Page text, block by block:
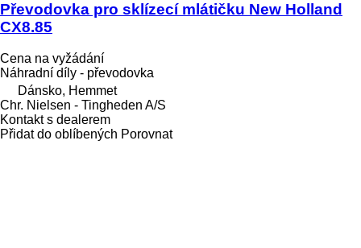
Převodovka pro sklízecí mlátičku New Holland
CX8.85
Cena na vyžádání
Náhradní díly - převodovka
Dánsko, Hemmet
Chr. Nielsen - Tingheden A/S
Kontakt s dealerem
Přidat do oblíbených Porovnat